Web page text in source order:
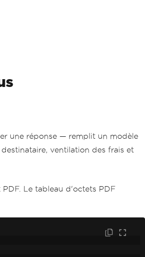
une réponse — remplit un modèle
ventilation des frais et
Le tableau d'octets PDF